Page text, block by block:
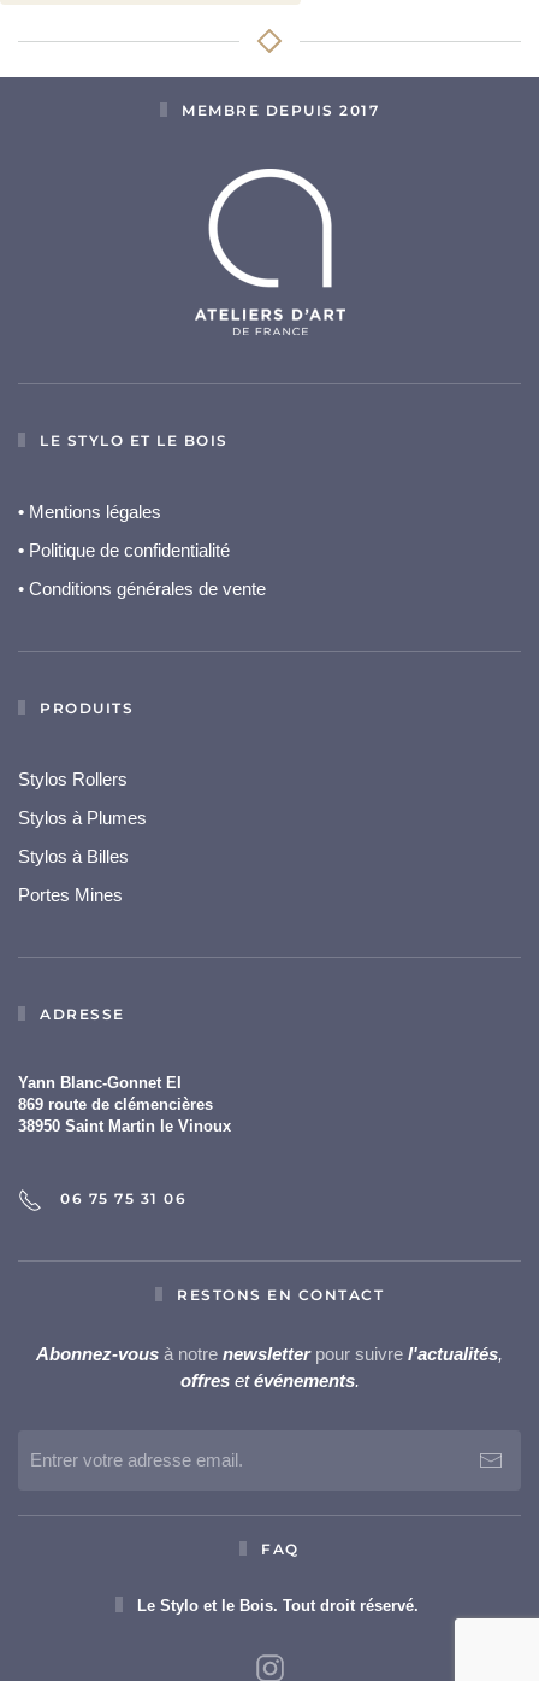
MEMBRE DEPUIS 2017
LE STYLO ET LE BOIS
• Mentions légales
• Politique de confidentialité
• Conditions générales de vente
PRODUITS
Stylos Rollers
Stylos à Plumes
Stylos à Billes
Portes Mines
ADRESSE
Yann Blanc-Gonnet EI
869 route de clémencières
38950 Saint Martin le Vinoux
06 75 75 31 06
RESTONS EN CONTACT
Abonnez-vous à notre newsletterpour suivre l'actualités,
offresetévénements.
FAQ
Le Stylo et le Bois. Tout droit réservé.